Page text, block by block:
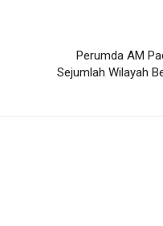
Perumda AM
Sejumlah Wilayah